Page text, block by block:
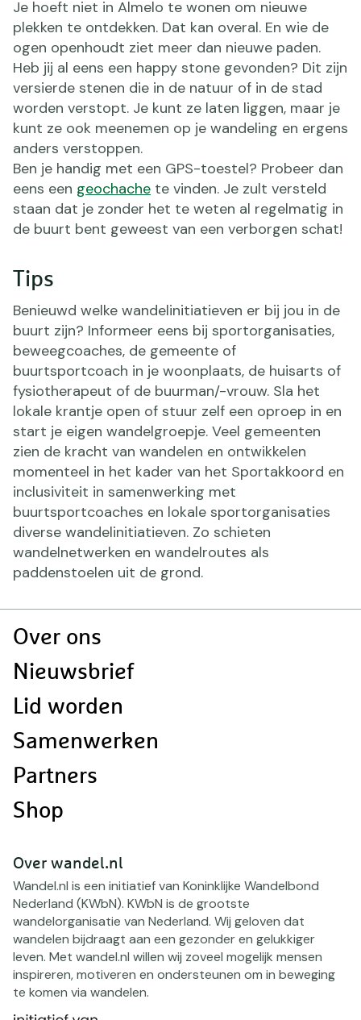
Je hoeft niet in Almelo te wonen om nieuwe
plekken te ontdekken. Dat kan overal. En wie de
ogen openhoudt ziet meer dan nieuwe paden.
Heb jij al eens een happy stone gevonden? Dit zijn
versierde stenen die in de natuur of in de stad
worden verstopt. Je kunt ze laten liggen, maar je
kunt ze ook meenemen op je wandeling en ergens
anders verstoppen.
Ben je handig met een GPS-toestel? Probeer dan
eens een geochache te vinden. Je zult versteld
staan dat je zonder het te weten al regelmatig in
de buurt bent geweest van een verborgen schat!
Tips
Benieuwd welke wandelinitiatieven er bij jou in de
buurt zijn? Informeer eens bij sportorganisaties,
beweegcoaches, de gemeente of
buurtsportcoach in je woonplaats, de huisarts of
fysiotherapeut of de buurman/-vrouw. Sla het
lokale krantje open of stuur zelf een oproep in en
start je eigen wandelgroepje. Veel gemeenten
zien de kracht van wandelen en ontwikkelen
momenteel in het kader van het Sportakkoord en
inclusiviteit in samenwerking met
buurtsportcoaches en lokale sportorganisaties
diverse wandelinitiatieven. Zo schieten
wandelnetwerken en wandelroutes als
paddenstoelen uit de grond.
Doormat
Over ons
Nieuwsbrief
Lid worden
Samenwerken
Partners
Shop
Over wandel.nl
Wandel.nl is een initiatief van Koninklijke Wandelbond
Nederland (KWbN). KWbN is de grootste
wandelorganisatie van Nederland. Wij geloven dat
wandelen bijdraagt aan een gezonder en gelukkiger
leven. Met wandel.nl willen wij zoveel mogelijk mensen
inspireren, motiveren en ondersteunen om in beweging
te komen via wandelen.